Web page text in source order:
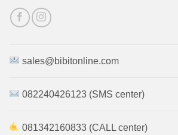
sales@bibitonline.com
082240426123 (SMS center)
081342160833 (CALL center)